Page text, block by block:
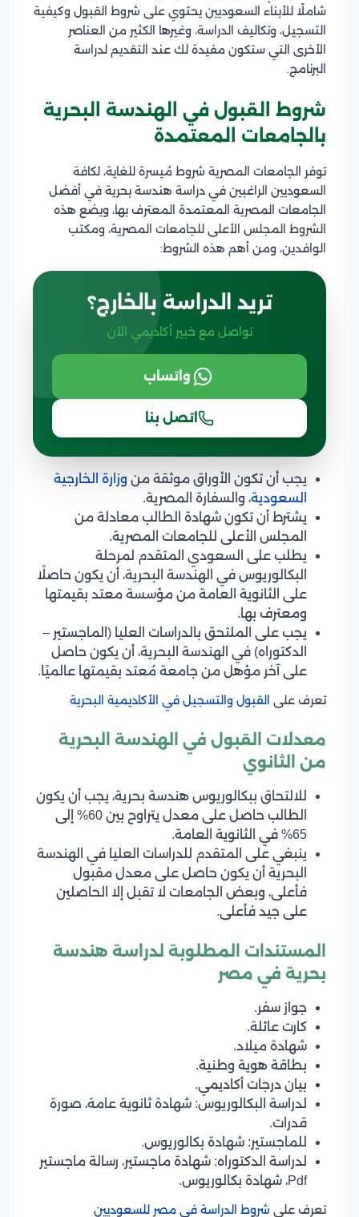
شاملًا للأبناء السعوديين يحتوي على شروط القبول وكيفية
التسجيل، وتكاليف الدراسة، وغيرها الكثير من العناصر
الأخرى التي ستكون مفيدة لك عند التقديم لدراسة
البرنامج.
شروط القبول في الهندسة البحرية
بالجامعات المعتمدة
توفر الجامعات المصرية شروط مُيسرة للغاية، لكافة
السعوديين الراغبين في دراسة هندسة بحرية في أفضل
الجامعات المصرية المعتمدة المعترف بها، ويضع هذه
الشروط المجلس الأعلى للجامعات المصرية، ومكتب
الوافدين، ومن أهم هذه الشروط:
تريد الدراسة بالخارج؟
تواصل مع خبير أكاديمي الآن
واتساب
اتصل بنا
يجب أن تكون الأوراق موثقة من وزارة الخارجية
السعودية، والسفارة المصرية.
يشترط أن تكون شهادة الطالب معادلة من
المجلس الأعلى للجامعات المصرية.
يطلب على السعودي المتقدم لمرحلة
البكالوريوس في الهندسة البحرية، أن يكون حاصلًا
على الثانوية العامة من مؤسسة معتد بقيمتها
ومعترف بها.
يجب على الملتحق بالدراسات العليا (الماجستير –
الدكتوراه) في الهندسة البحرية، أن يكون حاصل
على آخر مؤهل من جامعة مُعتد بقيمتها عالميًا.
تعرف على القبول والتسجيل في الأكاديمية البحرية
معدلات القبول في الهندسة البحرية
من الثانوي
للالتحاق ببكالوريوس هندسة بحرية، يجب أن يكون
الطالب حاصل على معدل يتراوح بين 60% إلى
65% في الثانوية العامة.
ينبغي على المتقدم للدراسات العليا في الهندسة
البحرية أن يكون حاصل على معدل مقبول
فأعلى، وبعض الجامعات لا تقبل إلا الحاصلين
على جيد فأعلى.
المستندات المطلوبة لدراسة هندسة
بحرية في مصر
جواز سفر.
كارت عائلة.
شهادة ميلاد.
بطاقة هوية وطنية.
بيان درجات أكاديمي.
لدراسة البكالوريوس: شهادة ثانوية عامة، صورة
قدرات.
للماجستير: شهادة بكالوريوس.
لدراسة الدكتوراه: شهادة ماجستير، رسالة ماجستير
Pdf، شهادة بكالوريوس.
تعرف على شروط الدراسة في مصر للسعوديين